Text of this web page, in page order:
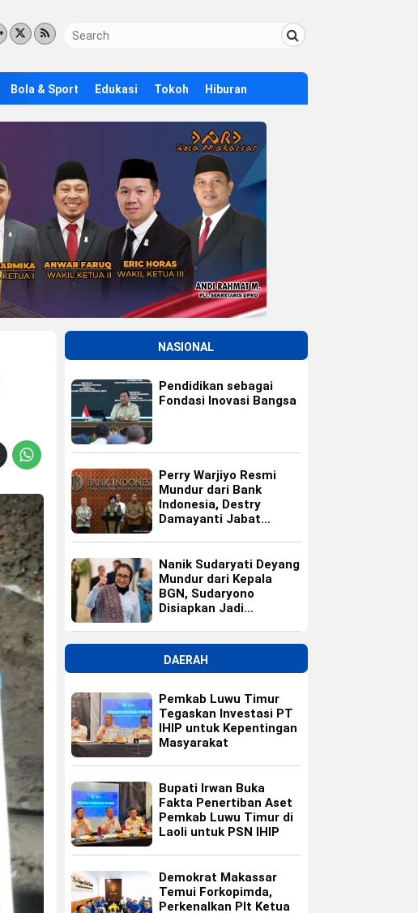
Bola & Sport Edukasi Tokoh Hiburan
NASIONAL
Pendidikan sebagai
Fondasi Inovasi Bangsa
Perry Warjiyo Resmi
Mundur dari Bank
Indonesia, Destry
Damayanti Jabat
Nanik Sudaryati Deyang
Mundur dari Kepala
BGN, Sudaryono
Disiapkan Jadi
DAERAH
Pemkab Luwu Timur
Tegaskan Investasi PT
IHIP untuk Kepentingan
Masyarakat
Bupati Irwan Buka
Fakta Penertiban Aset
Pemkab Luwu Timur di
Laoli untuk PSN IHIP
Demokrat Makassar
Temui Forkopimda,
Perkenalkan Plt Ketua